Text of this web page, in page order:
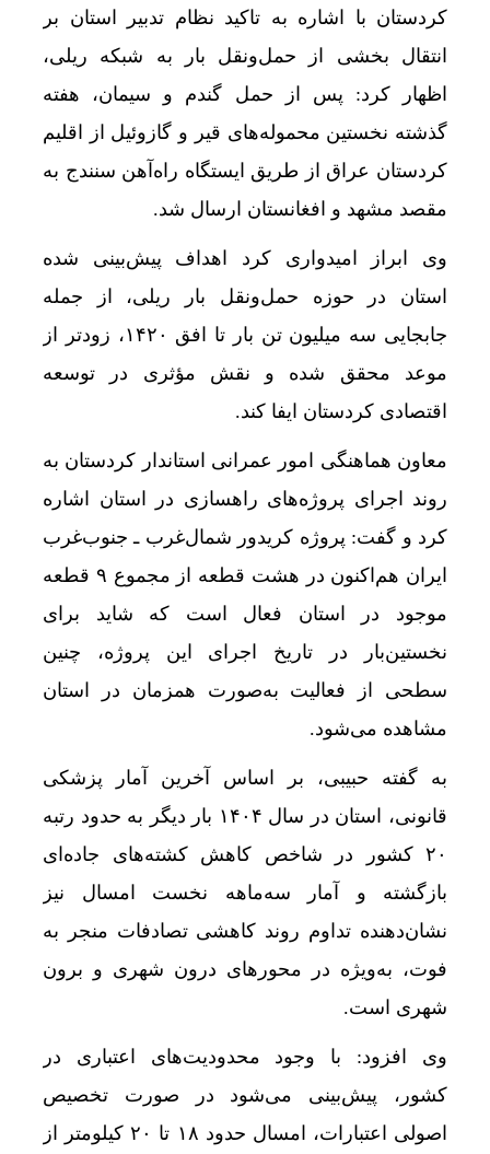
کردستان با اشاره به تاکید نظام تدبیر استان بر
انتقال بخشی از حمل‌ونقل بار به شبکه ریلی،
اظهار کرد: پس از حمل گندم و سیمان، هفته
گذشته نخستین محموله‌های قیر و گازوئیل از اقلیم
کردستان عراق از طریق ایستگاه راه‌آهن سنندج به
مقصد مشهد و افغانستان ارسال شد.
وی ابراز امیدواری کرد اهداف پیش‌بینی‌ شده
استان در حوزه حمل‌ونقل بار ریلی، از جمله
جابجایی سه میلیون تن بار تا افق ۱۴۲۰، زودتر از
موعد محقق شده و نقش مؤثری در توسعه
اقتصادی کردستان ایفا کند.
معاون هماهنگی امور عمرانی استاندار کردستان به
روند اجرای پروژه‌های راهسازی در استان اشاره
کرد و گفت: پروژه کریدور شمال‌غرب ـ جنوب‌غرب
ایران هم‌اکنون در هشت قطعه از مجموع ۹ قطعه
موجود در استان فعال است که شاید برای
نخستین‌بار در تاریخ اجرای این پروژه، چنین
سطحی از فعالیت به‌صورت همزمان در استان
مشاهده می‌شود.
به گفته حبیبی، بر اساس آخرین آمار پزشکی
قانونی، استان در سال ۱۴۰۴ بار دیگر به حدود رتبه
۲۰ کشور در شاخص کاهش کشته‌های جاده‌ای
بازگشته و آمار سه‌ماهه نخست امسال نیز
نشان‌دهنده تداوم روند کاهشی تصادفات منجر به
فوت، به‌ویژه در محورهای درون شهری و برون
شهری است.
وی افزود: با وجود محدودیت‌های اعتباری در
کشور، پیش‌بینی می‌شود در صورت تخصیص
اصولی اعتبارات، امسال حدود ۱۸ تا ۲۰ کیلومتر از